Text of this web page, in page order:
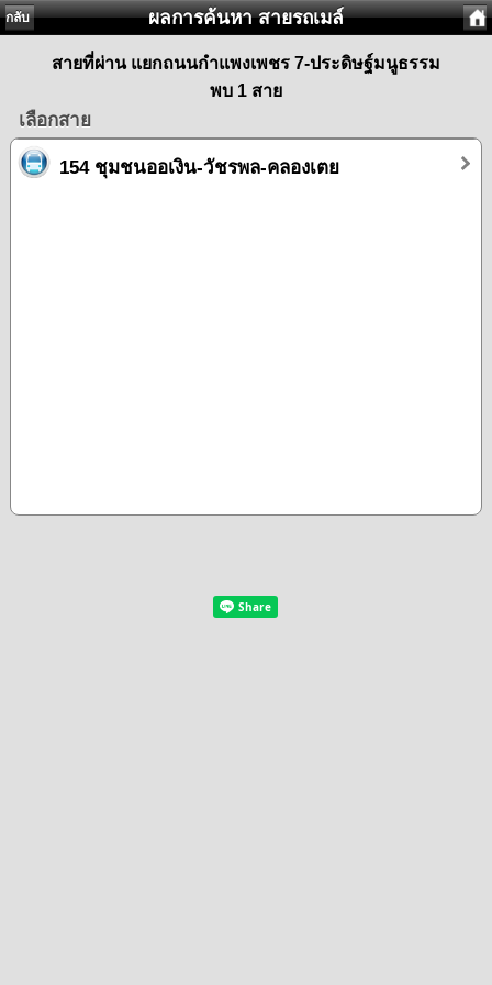
กลับ ผลการค้นหา สายรถเมล์
สายที่ผ่าน แยกถนนกำแพงเพชร 7-ประดิษฐ์มนูธรรม
พบ 1 สาย
เลือกสาย
154 ชุมชนออเงิน-วัชรพล-คลองเตย